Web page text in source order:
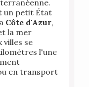
un petit État
Côte d'Azur,
la mer
villes se
l'une
en transport